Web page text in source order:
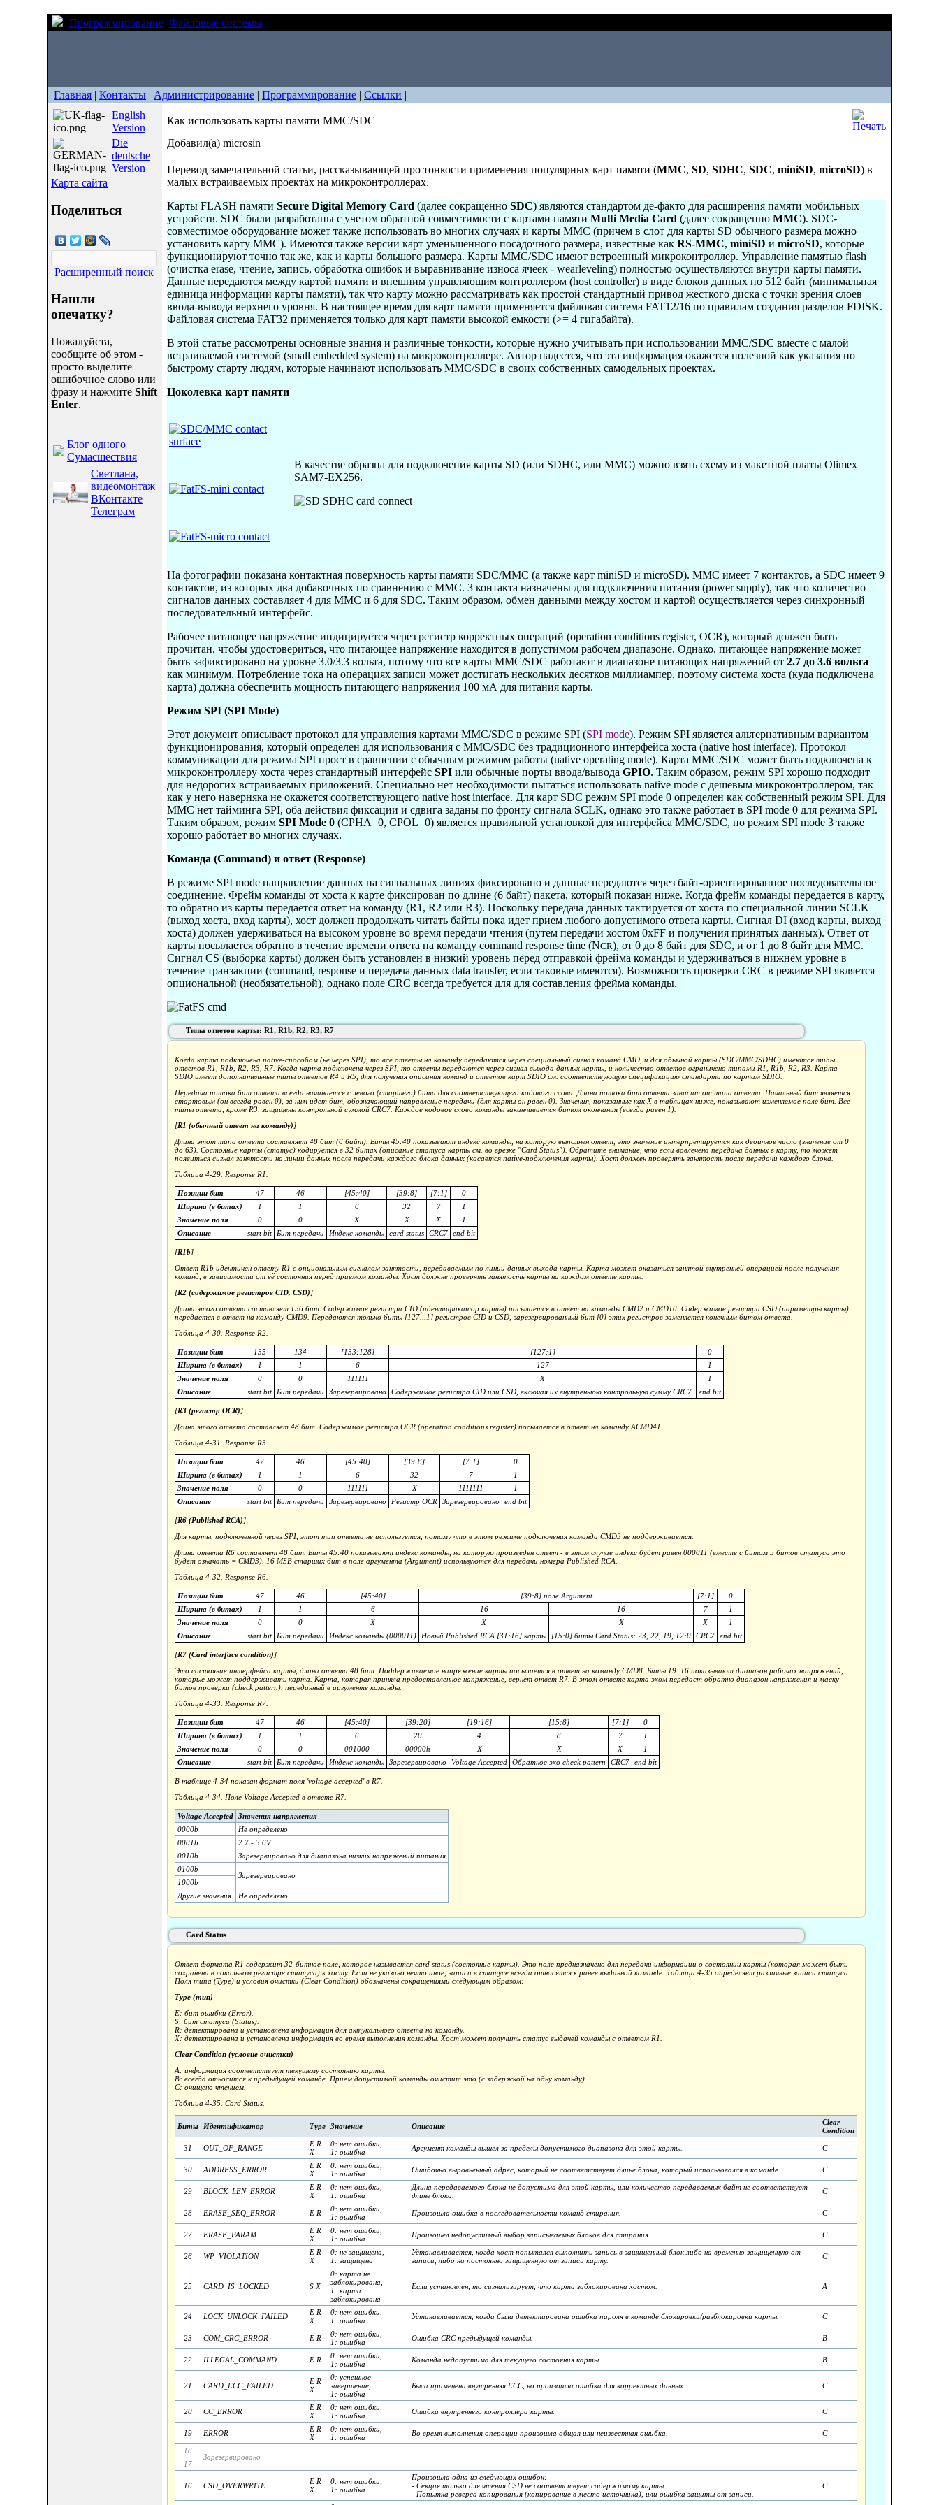
Программирование Файловые системы
| Главная | Контакты | Администрирование | Программирование | Ссылки |
English
Version
Die
deutsche
Version
Карта сайта
Поделиться
Расширенный поиск
Нашли
опечатку?
Пожалуйста,
сообщите об этом -
просто выделите
ошибочное слово или
фразу и нажмите Shift
Enter.
Блог одного
Сумасшествия
Светлана,
видеомонтаж
ВКонтакте
Телеграм
Как использовать карты памяти MMC/SDC
Добавил(а) microsin
Перевод замечательной статьи, рассказывающей про тонкости применения популярных карт памяти (MMC, SD, SDHC, SDC, miniSD, microSD) в
малых встраиваемых проектах на микроконтроллерах.
Карты FLASH памяти Secure Digital Memory Card (далее сокращенно SDC) являются стандартом де-факто для расширения памяти мобильных
устройств. SDC были разработаны с учетом обратной совместимости с картами памяти Multi Media Card (далее сокращенно MMC). SDC-
совместимое оборудование может также использовать во многих случаях и карты MMC (причем в слот для карты SD обычного размера можно
установить карту MMC). Имеются также версии карт уменьшенного посадочного размера, известные как RS-MMC, miniSD и microSD, которые
функционируют точно так же, как и карты большого размера. Карты MMC/SDC имеют встроенный микроконтроллер. Управление памятью flash
(очистка erase, чтение, запись, обработка ошибок и выравнивание износа ячеек - wearleveling) полностью осуществляются внутри карты памяти.
Данные передаются между картой памяти и внешним управляющим контроллером (host controller) в виде блоков данных по 512 байт (минимальная
единица информации карты памяти), так что карту можно рассматривать как простой стандартный привод жесткого диска с точки зрения слоев
ввода-вывода верхнего уровня. В настоящее время для карт памяти применяется файловая система FAT12/16 по правилам создания разделов FDISK.
Файловая система FAT32 применяется только для карт памяти высокой емкости (>= 4 гигабайта).
В этой статье рассмотрены основные знания и различные тонкости, которые нужно учитывать при использовании MMC/SDC вместе с малой
встраиваемой системой (small embedded system) на микроконтроллере. Автор надеется, что эта информация окажется полезной как указания по
быстрому старту людям, которые начинают использовать MMC/SDC в своих собственных самодельных проектах.
Цоколевка карт памяти
В качестве образца для подключения карты SD (или SDHC, или MMC) можно взять схему из макетной платы Olimex
SAM7-EX256.
На фотографии показана контактная поверхность карты памяти SDC/MMC (а также карт miniSD и microSD). MMC имеет 7 контактов, а SDC имеет 9
контактов, из которых два добавочных по сравнению с MMC. 3 контакта назначены для подключения питания (power supply), так что количество
сигналов данных составляет 4 для MMC и 6 для SDC. Таким образом, обмен данными между хостом и картой осуществляется через синхронный
последовательный интерфейс.
Рабочее питающее напряжение индицируется через регистр корректных операций (operation conditions register, OCR), который должен быть
прочитан, чтобы удостовериться, что питающее напряжение находится в допустимом рабочем диапазоне. Однако, питающее напряжение может
быть зафиксировано на уровне 3.0/3.3 вольта, потому что все карты MMC/SDC работают в диапазоне питающих напряжений от 2.7 до 3.6 вольта
как минимум. Потребление тока на операциях записи может достигать нескольких десятков миллиампер, поэтому система хоста (куда подключена
карта) должна обеспечить мощность питающего напряжения 100 мА для питания карты.
Режим SPI (SPI Mode)
Этот документ описывает протокол для управления картами MMC/SDC в режиме SPI (SPI mode). Режим SPI является альтернативным вариантом
функционирования, который определен для использования с MMC/SDC без традиционного интерфейса хоста (native host interface). Протокол
коммуникации для режима SPI прост в сравнении с обычным режимом работы (native operating mode). Карта MMC/SDC может быть подключена к
микроконтроллеру хоста через стандартный интерфейс SPI или обычные порты ввода/вывода GPIO. Таким образом, режим SPI хорошо подходит
для недорогих встраиваемых приложений. Специально нет необходимости пытаться использовать native mode с дешевым микроконтроллером, так
как у него наверняка не окажется соответствующего native host interface. Для карт SDC режим SPI mode 0 определен как собственный режим SPI. Для
MMC нет тайминга SPI, оба действия фиксации и сдвига заданы по фронту сигнала SCLK, однако это также работает в SPI mode 0 для режима SPI.
Таким образом, режим SPI Mode 0 (CPHA=0, CPOL=0) является правильной установкой для интерфейса MMC/SDC, но режим SPI mode 3 также
хорошо работает во многих случаях.
Команда (Command) и ответ (Response)
В режиме SPI mode направление данных на сигнальных линиях фиксировано и данные передаются через байт-ориентированное последовательное
соединение. Фрейм команды от хоста к карте фиксирован по длине (6 байт) пакета, который показан ниже. Когда фрейм команды передается в карту,
то обратно из карты передается ответ на команду (R1, R2 или R3). Поскольку передача данных тактируется от хоста по специальной линии SCLK
(выход хоста, вход карты), хост должен продолжать читать байты пока идет прием любого допустимого ответа карты. Сигнал DI (вход карты, выход
хоста) должен удерживаться на высоком уровне во время передачи чтения (путем передачи хостом 0xFF и получения принятых данных). Ответ от
карты посылается обратно в течение времени ответа на команду command response time (NCR), от 0 до 8 байт для SDC, и от 1 до 8 байт для MMC.
Сигнал CS (выборка карты) должен быть установлен в низкий уровень перед отправкой фрейма команды и удерживаться в нижнем уровне в
течение транзакции (command, response и передача данных data transfer, если таковые имеются). Возможность проверки CRC в режиме SPI является
опциональной (необязательной), однако поле CRC всегда требуется для для составления фрейма команды.
Типы ответов карты: R1, R1b, R2, R3, R7
Когда карта подключена native-способом (не через SPI), то все ответы на команду передаются через специальный сигнал команд CMD, и для обычной карты (SDC/MMC/SDHC) имеются типы
ответов R1, R1b, R2, R3, R7. Когда карта подключена через SPI, то ответы передаются через сигнал выхода данных карты, и количество ответов ограничено типами R1, R1b, R2, R3. Карта
SDIO имеет дополнительные типы ответов R4 и R5, для получения описания команд и ответов карт SDIO см. соответствующую спецификацию стандарта по картам SDIO.
Передача потока бит ответа всегда начинается с левого (старшего) бита для соответствующего кодового слова. Длина потока бит ответа зависит от типа ответа. Начальный бит является
стартовым (он всегда равен 0), за ним идет бит, обозначающий направление передачи (для карты он равен 0). Значения, показанные как X в таблицах ниже, показывают изменяемое поле бит. Все
типы ответа, кроме R3, защищены контрольной суммой CRC7. Каждое кодовое слово команды заканчивается битом окончания (всегда равен 1).
[R1 (обычный ответ на команду)]
Длина этот типа ответа составляет 48 бит (6 байт). Биты 45:40 показывают индекс команды, на которую выполнен ответ, это значение интерпретируется как двоичное число (значение от 0
до 63). Состояние карты (статус) кодируется в 32 битах (описание статуса карты см. во врезке "Card Status"). Обратите внимание, что если вовлечена передача данных в карту, то может
появиться сигнал занятости на линии данных после передачи каждого блока данных (касается native-подключения карты). Хост должен проверять занятость после передачи каждого блока.
Таблица 4-29. Response R1.
Позиции бит 47 46 [45:40] [39:8] [7:1]
0
Ширина (в битах)
1 1 6 32 7
1
Значение поля
0 0 X X X
1
Описание
start bit Бит передачи Индекс команды card status CRC7 end bit
[R1b]
Ответ R1b идентичен ответу R1 с опциональным сигналом занятости, передаваемым по линии данных выхода карты. Карта может оказаться занятой внутренней операцией после получения
команд, в зависимости от её состояния перед приемом команды. Хост должне проверять занятость карты на каждом ответе карты.
[R2 (содержимое регистров CID, CSD)]
Длина этого ответа составляет 136 бит. Содержимое регистра CID (идентификатор карты) посылается в ответ на команды CMD2 и CMD10. Содержимое регистра CSD (параметры карты)
передается в ответ на команду CMD9. Передаются только биты [127...1] регистров CID и CSD, зарезервированный бит [0] этих регистров заменяется конечным битом ответа.
Таблица 4-30. Response R2.
Позиции бит 135 134 [133:128] [127:1]
0
Ширина (в битах)
1 1 6 127
1
Значение поля
0 0 111111 X
1
Описание
start bit Бит передачи Зарезервировано Содержимое регистра CID или CSD, включая их внутреннюю контрольную сумму CRC7. end bit
[R3 (регистр OCR)]
Длина этого ответа составляет 48 бит. Содержимое регистра OCR (operation conditions register) посылается в ответ на команду ACMD41.
Таблица 4-31. Response R3.
Позиции бит 47 46 [45:40] [39:8] [7:1]
0
Ширина (в битах)
1 1 6 32 7
1
Значение поля
0 0 111111 X 1111111
1
Описание
start bit Бит передачи Зарезервировано Регистр OCR Зарезервировано end bit
[R6 (Published RCA)]
Для карты, подключенной через SPI, этот тип ответа не используется, потому что в этом режиме подключения команда CMD3 не поддерживается.
Длина ответа R6 составляет 48 бит. Биты 45:40 показывают индекс команды, на которую произведен ответ - в этом случае индекс будет равен 000011 (вместе с битом 5 битов статуса это
будет означать = CMD3). 16 MSB старших бит в поле аргумента (Argument) используются для передачи номера Published RCA.
Таблица 4-32. Response R6.
Позиции бит 47 46 [45:40] [39:8] поле Argument [7:1]
0
Ширина (в битах)
1 1 6 16 16 7
1
Значение поля
0 0 X X X X
1
Описание
start bit Бит передачи Индекс команды (000011) Новый Published RCA [31:16] карты [15:0] биты Card Status: 23, 22, 19, 12:0 CRC7 end bit
[R7 (Card interface condition)]
Это состояние интерфейса карты, длина ответа 48 бит. Поддерживаемое напряжение карты посылается в ответ на команду CMD8. Биты 19..16 показывают диапазон рабочих напряжений,
которые может поддерживать карта. Карта, которая приняла предоставленное напряжение, вернет ответ R7. В этом ответе карта эхом передаст обратно диапазон напряжения и маску
битов проверки (check pattern), переданный в аргументе команды.
Таблица 4-33. Response R7.
Позиции бит 47 46 [45:40] [39:20] [19:16] [15:8] [7:1]
0
Ширина (в битах)
1 1 6 20 4 8 7
1
Значение поля
0 0 001000 00000h X X X
1
Описание
start bit Бит передачи Индекс команды Зарезервировано Voltage Accepted Обратное эхо check pattern CRC7 end bit
В таблице 4-34 показан формат поля 'voltage accepted' в R7.
Таблица 4-34. Поле Voltage Accepted в ответе R7.
Voltage Accepted Значения напряжения
0000b
Не определено
0001b
2.7 - 3.6V
0010b
Зарезервировано для диапазона низких напряжений питания
0100b
Зарезервировано
1000b
Другие значения
Не определено
Card Status
Ответ формата R1 содержит 32-битное поле, которое называется card status (состояние карты). Это поле предназначено для передачи информации о состоянии карты (которая может быть
сохранена в локальном регистре статуса) к хосту. Если не указано нечто иное, записи в статусе всегда относятся к ранее выданной команде. Таблица 4-35 определяет различные записи статуса.
Поля типа (Type) и условия очистки (Clear Condition) обозначены сокращениями следующим образом:
Type (тип)
E: бит ошибки (Error).
S: бит статуса (Status).
R: детектирована и установлена информация для актукального ответа на команду.
X: детектирована и установлена информация во время выполнения команды. Хост может получить статус выдачей команды с ответом R1.
Clear Condition (условие очистки)
A: информация соответствует текущему состоянию карты.
B: всегда относится к предыдущей команде. Прием допустимой команды очистит это (с задержкой на одну команду).
C: очищено чтением.
Таблица 4-35. Card Status.
Биты Идентификатор Type Значение Описание
Clear
Condition
31 OUT_OF_RANGE
E R
X
0: нет ошибки,
1: ошибка
Аргумент команды вышел за пределы допустимого диапазона для этой карты. C
30 ADDRESS_ERROR
E R
X
0: нет ошибки,
1: ошибка
Ошибочно выровненный адрес, который не соответствует длине блока, который использовался в команде. C
29 BLOCK_LEN_ERROR
E R
X
0: нет ошибки,
1: ошибка
Длина передаваемого блока не допустима для этой карты, или количество передаваемых байт не соответствует
длине блока.
C
28 ERASE_SEQ_ERROR E R
0: нет ошибки,
1: ошибка
Произошла ошибка в последовательности команд стирания. C
27 ERASE_PARAM
E R
X
0: нет ошибки,
1: ошибка
Произошел недопустимый выбор записываемых блоков для стирания. C
26 WP_VIOLATION
E R
X
0: не защищена,
1: защищена
Устанавливается, когда хост попытался выполнить запись в защищенный блок либо на временно защищенную от
записи, либо на постоянно защищенную от записи карту.
C
25 CARD_IS_LOCKED S X
0: карта не
заблокирована,
1: карта
заблокирована
Если установлен, то сигнализирует, что карта заблокирована хостом. A
24 LOCK_UNLOCK_FAILED
E R
X
0: нет ошибки,
1: ошибка
Устанавливается, когда была детектирована ошибка пароля в команде блокировки/разблокировки карты. C
23 COM_CRC_ERROR E R
0: нет ошибки,
1: ошибка
Ошибка CRC предыдущей команды. B
22 ILLEGAL_COMMAND E R
0: нет ошибки,
1: ошибка
Команда недопустима для текущего состояния карты. B
21 CARD_ECC_FAILED
E R
X
0: успешное
завершение,
1: ошибка
Была применена внутренняя ECC, но произошла ошибка для корректных данных. C
20 CC_ERROR
E R
X
0: нет ошибки,
1: ошибка
Ошибка внутреннего контроллера карты. C
19 ERROR
E R
X
0: нет ошибки,
1: ошибка
Во время выполнения операции произошла общая или неизвестная ошибка. C
18
Зарезервировано
17
16 CSD_OVERWRITE
E R
X
0: нет ошибки,
1: ошибка
Произошла одна из следующих ошибок:
- Секция только для чтения CSD не соответствует содержимому карты.
- Попытка реверса копирования (копирование в место источника), или ошибка защиты от записи.
C